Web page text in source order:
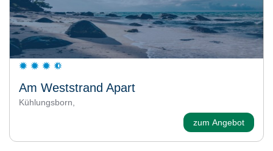
Am Weststrand Apart
Kühlungsborn,
zum Angebot